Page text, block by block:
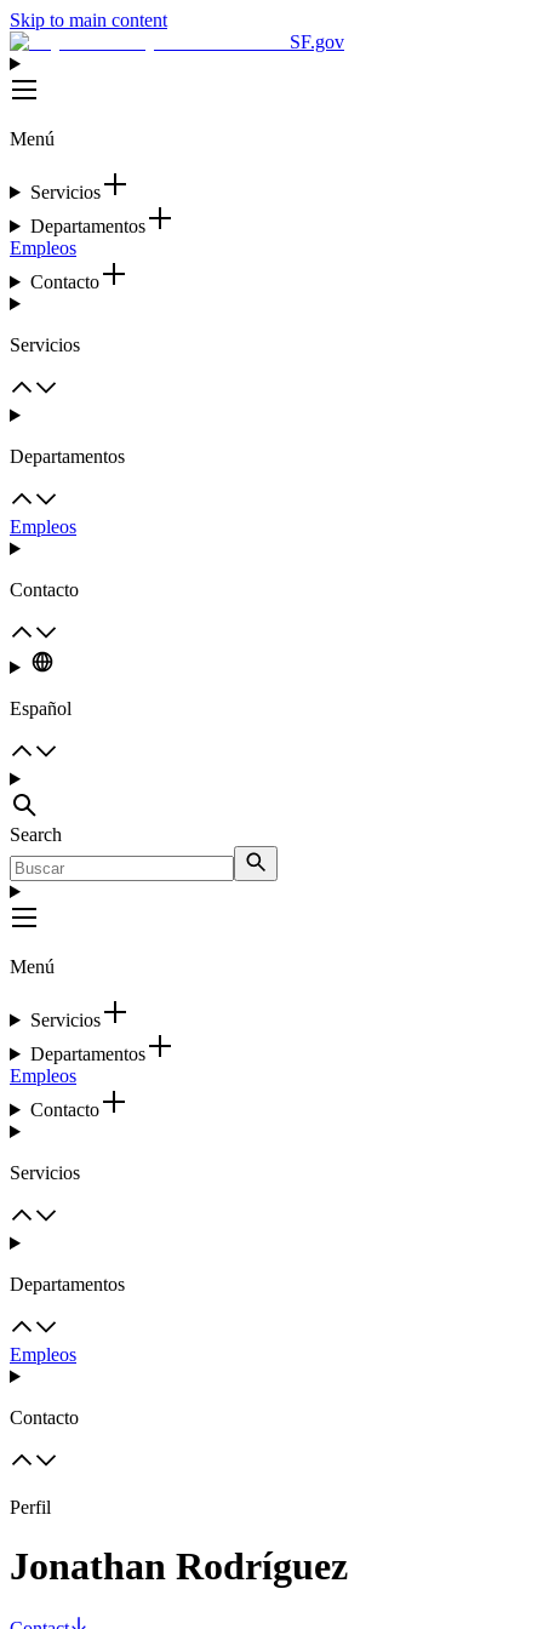
Skip to main content
SF.gov
Menú
Servicios
Departamentos
Empleos
Contacto
Servicios
Departamentos
Empleos
Contacto
Español
Search
Menú
Servicios
Departamentos
Empleos
Contacto
Servicios
Departamentos
Empleos
Contacto
Perfil
Jonathan Rodríguez